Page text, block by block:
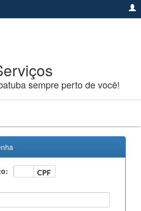
sempre perto de você!
CPF